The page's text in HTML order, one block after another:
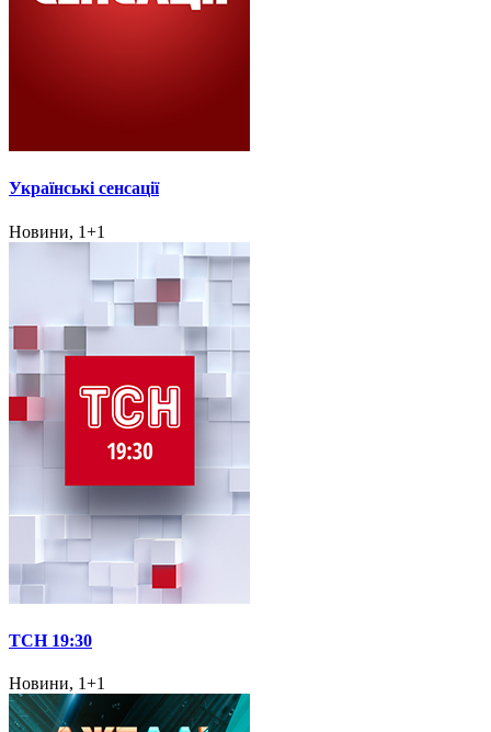
Українські сенсації
Новини, 1+1
ТСН 19:30
Новини, 1+1